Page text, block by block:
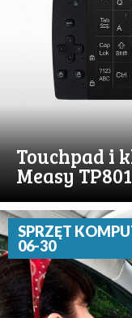
Touchpad i
Measy TP801
SPRZĘT
06-30